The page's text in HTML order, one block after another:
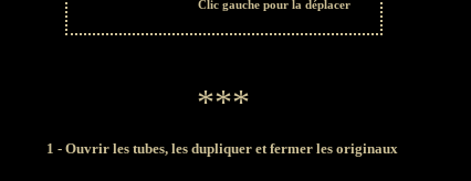
Clic gauche pour la déplacer
***
1 - Ouvrir les tubes, les dupliquer et fermer les originaux